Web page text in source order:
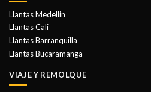
Llantas Medellin
Llantas Cali
Llantas Barranquilla
Llantas Bucaramanga
VIAJE Y REMOLQUE